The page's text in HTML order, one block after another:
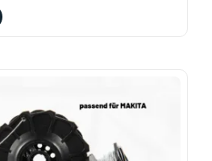
product
The
options
may